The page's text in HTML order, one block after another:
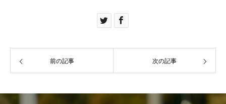
前の記事 次の記事